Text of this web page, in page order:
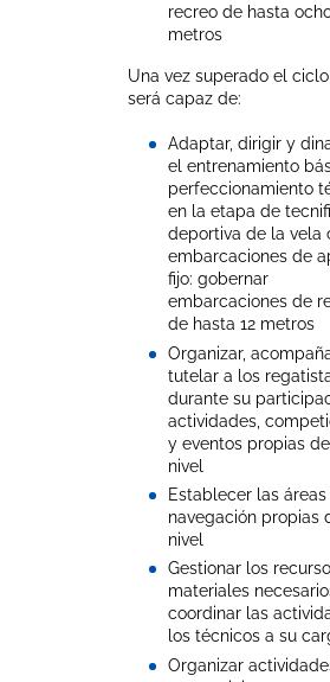
recreo de hasta
metros
Una vez superado el ciclo
será capaz de:
Adaptar, dirigir y
el entrenamiento
perfeccionamiento
en la etapa de
deportiva de la vela
embarcaciones de
fijo: gobernar
embarcaciones de
de hasta 12 metros
Organizar,
tutelar a los
durante su
actividades,
y eventos propias
nivel
Establecer las
navegación propias
nivel
Gestionar los
materiales
coordinar las
los técnicos a su
Organizar